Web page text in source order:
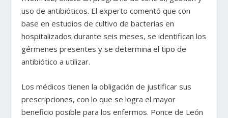
uso de antibióticos. El experto comentó que con
base en estudios de cultivo de bacterias en
hospitalizados durante seis meses, se identifican los
gérmenes presentes y se determina el tipo de
antibiótico a utilizar.
Los médicos tienen la obligación de justificar sus
prescripciones, con lo que se logra el mayor
beneficio posible para los enfermos. Ponce de León